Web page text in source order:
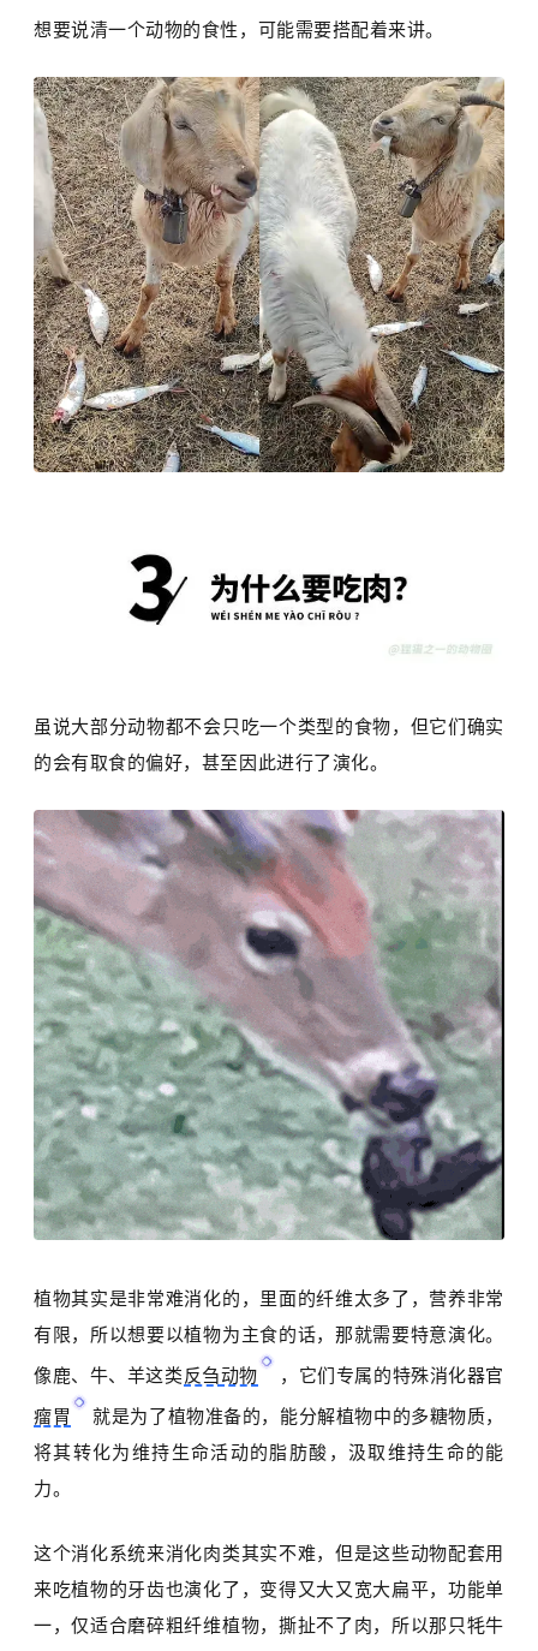
想要说清一个动物的食性，可能需要搭配着来讲。
虽说大部分动物都不会只吃一个类型的食物，但它们确实
的会有取食的偏好，甚至因此进行了演化。
植物其实是非常难消化的，里面的纤维太多了，营养非常
有限，所以想要以植物为主食的话，那就需要特意演化。
像鹿、牛、羊这类 反刍动物
，它们专属的特殊消化器官
瘤胃
就是为了植物准备的，能分解植物中的多糖物质，
将其转化为维持生命活动的脂肪酸 ，汲取维持生命的能
力。
这个消化系统来消化肉类其实不难，但是这些动物配套用
来吃植物的牙齿也演化了，变得又大又宽大扁平，功能单
一，仅适合磨碎粗纤维植物，撕扯不了肉，所以那只牦牛